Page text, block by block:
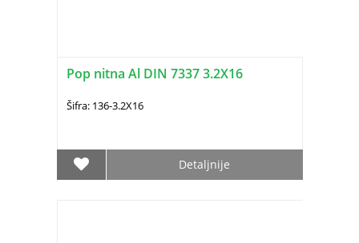
Pop nitna Al DIN 7337 3.2X16
Šifra: 136-3.2X16
Detaljnije